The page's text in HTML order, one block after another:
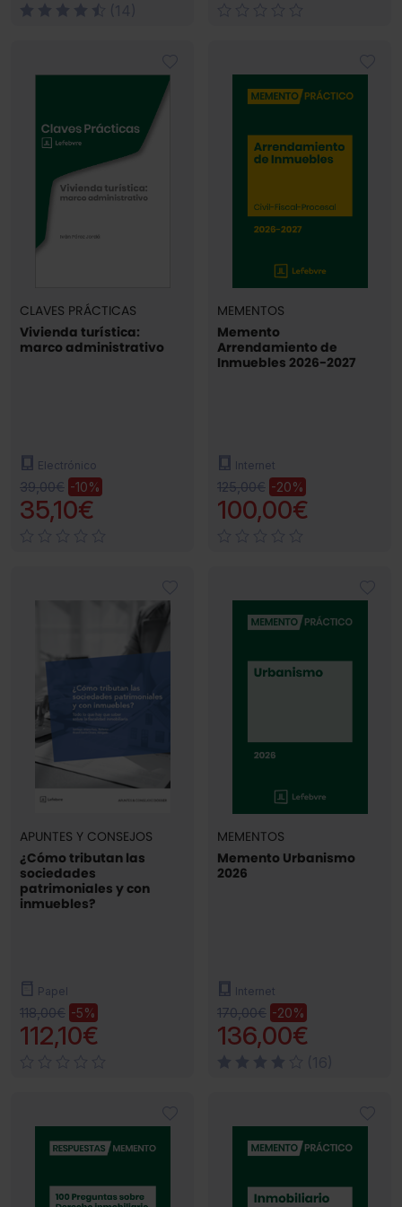
CLAVES PRÁCTICAS
Vivienda turística:
marco administrativo
Electrónico
39,00€ -10%
35,10€
MEMENTOS
Memento
Arrendamiento de
Inmuebles 2026-2027
Internet
125,00€ -20%
100,00€
APUNTES Y CONSEJOS
¿Cómo tributan las
sociedades
patrimoniales y con
inmuebles?
Papel
118,00€ -5%
112,10€
MEMENTOS
Memento Urbanismo
2026
Internet
170,00€ -20%
136,00€